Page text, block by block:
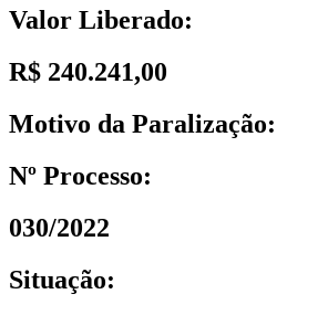
Valor Liberado:
R$ 240.241,00
Motivo da Paralização:
Nº Processo:
030/2022
Situação: